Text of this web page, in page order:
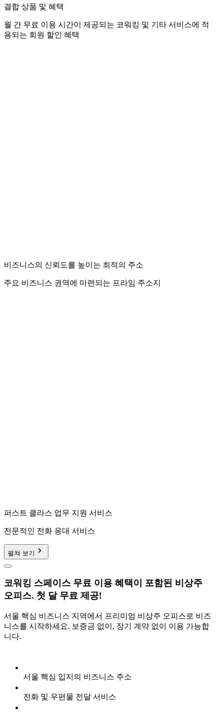
결합 상품 및 혜택
월 간 무료 이용 시간이 제공되는 코워킹 및 기타 서비스에 적
용되는 회원 할인 혜택
비즈니스의 신뢰도를 높이는 최적의 주소
주요 비즈니스 권역에 마련되는 프라임 주소지
퍼스트 클라스 업무 지원 서비스
전문적인 전화 응대 서비스
펼쳐 보기
코워킹 스페이스 무료 이용 혜택이 포함된 비상주
오피스. 첫 달 무료 제공!
서울 핵심 비즈니스 지역에서 프리미엄 비상주 오피스로 비즈
니스를 시작하세요. 보증금 없이, 장기 계약 없이 이용 가능합
니다.
서울 핵심 입지의 비즈니스 주소
전화 및 우편물 전달 서비스